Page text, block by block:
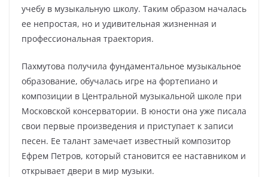
учебу в музыкальную школу. Таким образом началась
ее непростая, но и удивительная жизненная и
профессиональная траектория.
Пахмутова получила фундаментальное музыкальное
образование, обучалась игре на фортепиано и
композиции в Центральной музыкальной школе при
Московской консерватории. В юности она уже писала
свои первые произведения и приступает к записи
песен. Ее талант замечает известный композитор
Ефрем Петров, который становится ее наставником и
открывает двери в мир музыки.